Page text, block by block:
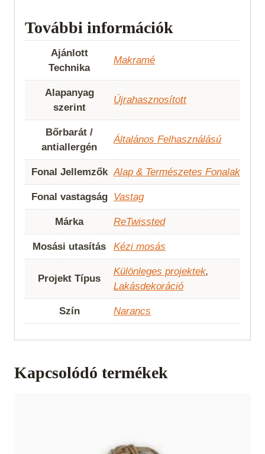
További információk
Ajánlott
Technika
Makramé
Alapanyag
szerint
Újrahasznosított
Bőrbarát /
antiallergén
Általános Felhasználású
Fonal Jellemzők Alap & Természetes Fonalak
Fonal vastagság Vastag
Márka ReTwissted
Mosási utasítás Kézi mosás
Projekt Típus
Különleges projektek,
Lakásdekoráció
Szín Narancs
Kapcsolódó termékek